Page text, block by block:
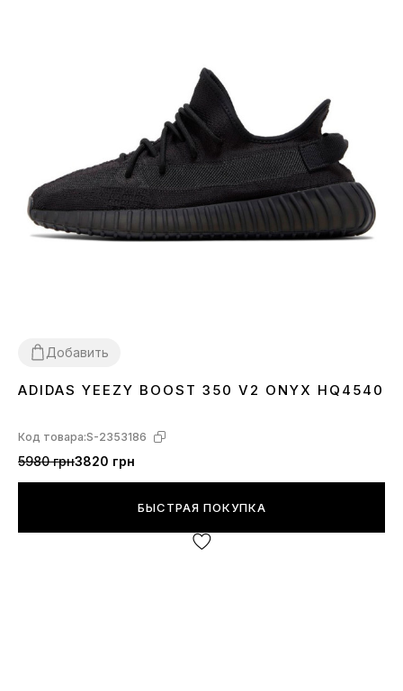
Добавить
36 3738 39 404142 43 444546
ADIDAS YEEZY BOOST 350 V2 ONYX HQ4540
Код товара:S-2353186
5980 грн3820 грн
БЫСТРАЯ ПОКУПКА